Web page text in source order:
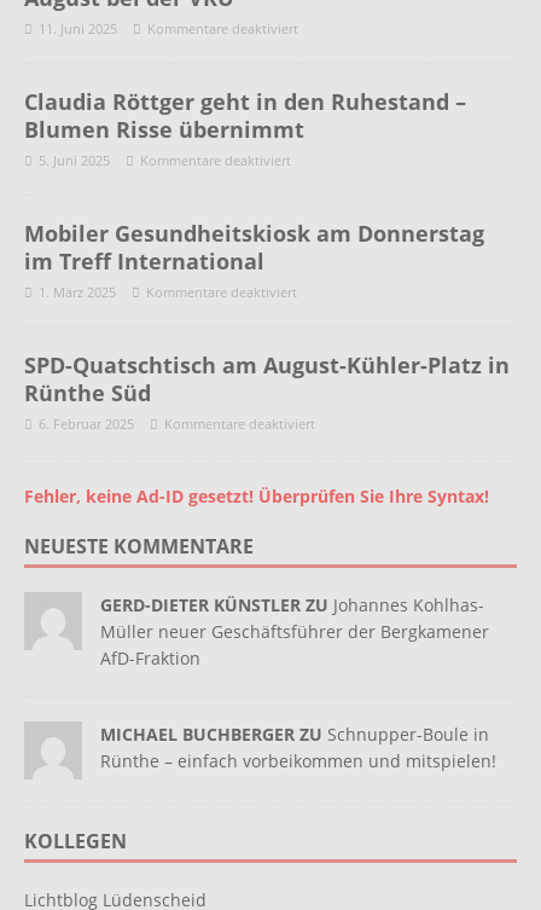
11. Juni 2025 Kommentare deaktiviert
Claudia Röttger geht in den Ruhestand –
Blumen Risse übernimmt
5. Juni 2025 Kommentare deaktiviert
Mobiler Gesundheitskiosk am Donnerstag
im Treff International
1. März 2025 Kommentare deaktiviert
SPD-Quatschtisch am August-Kühler-Platz in
Rünthe Süd
6. Februar 2025 Kommentare deaktiviert
Fehler, keine Ad-ID gesetzt! Überprüfen Sie Ihre Syntax!
NEUESTE KOMMENTARE
GERD-DIETER KÜNSTLER ZU Johannes Kohlhas-
Müller neuer Geschäftsführer der Bergkamener
AfD-Fraktion
MICHAEL BUCHBERGER ZU Schnupper-Boule in
Rünthe – einfach vorbeikommen und mitspielen!
KOLLEGEN
Lichtblog Lüdenscheid